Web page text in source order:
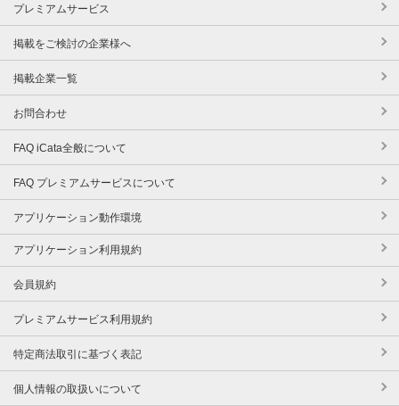
プレミアムサービス
掲載をご検討の企業様へ
掲載企業一覧
お問合わせ
FAQ iCata全般について
FAQ プレミアムサービスについて
アプリケーション動作環境
アプリケーション利用規約
会員規約
プレミアムサービス利用規約
特定商法取引に基づく表記
個人情報の取扱いについて